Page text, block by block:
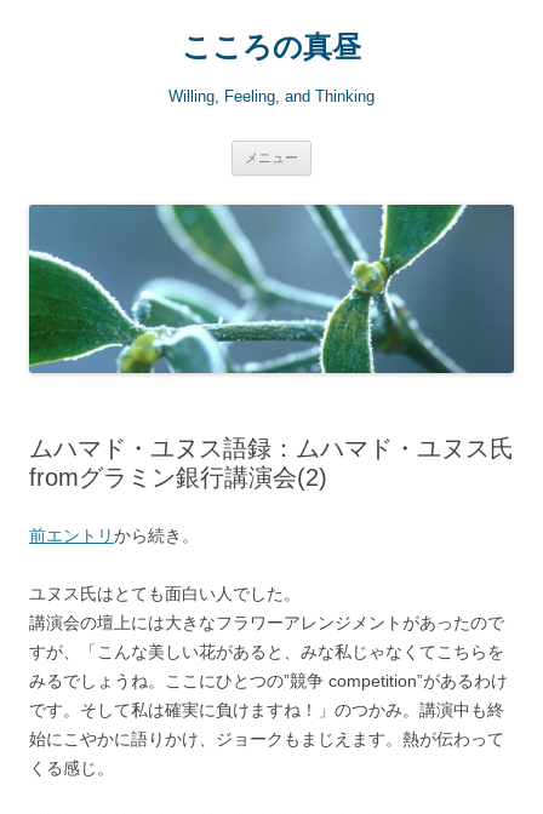
こころの真昼
Willing, Feeling, and Thinking
メニュー
ツ
へ
ス
プ
ムハマド・ユヌス語録：ムハマド・ユヌス氏
fromグラミン銀行講演会(2)
前エントリから続き。
ユヌス氏はとても面白い人でした。
講演会の壇上には大きなフラワーアレンジメントがあったので
すが、「こんな美しい花があると、みな私じゃなくてこちらを
みるでしょうね。ここにひとつの”競争 competition”があるわけ
です。そして私は確実に負けますね！」のつかみ。講演中も終
始にこやかに語りかけ、ジョークもまじえます。熱が伝わって
くる感じ。